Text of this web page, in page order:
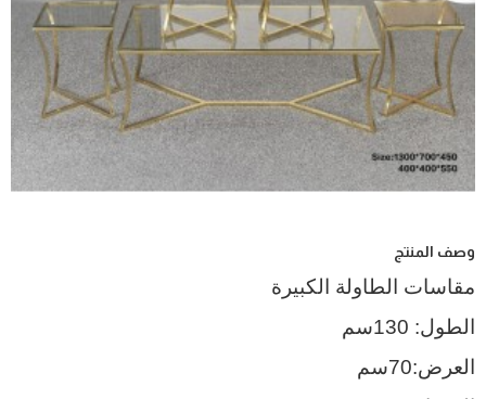
وصف المنتج
مقاسات الطاولة الكبيرة
الطول: 130سم
العرض:70سم